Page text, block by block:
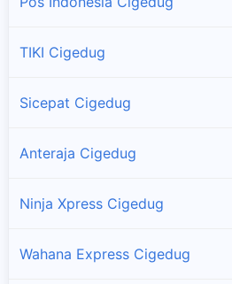
TIKI Cigedug
Sicepat Cigedug
Anteraja Cigedug
Ninja Xpress Cigedug
Wahana Express Cigedug